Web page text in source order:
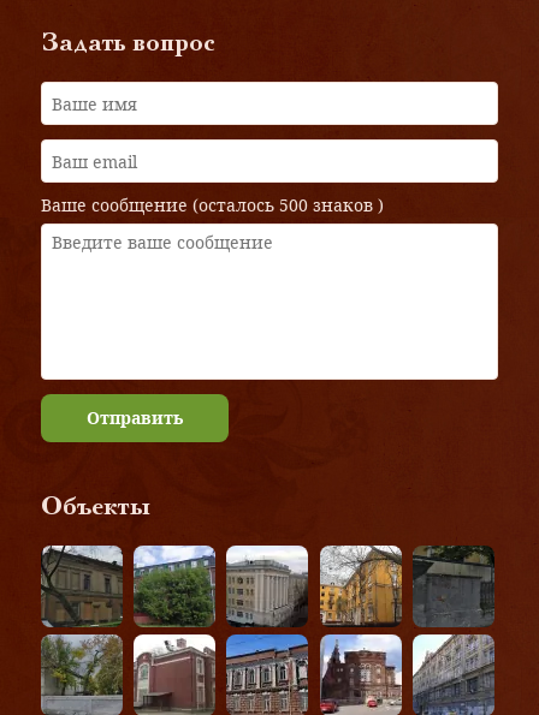
Задать вопрос
Ваше сообщение (осталось 500 знаков )
Отправить
Объекты